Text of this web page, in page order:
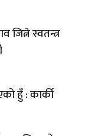
जित्ने स्वतन्त्र
हुँ : कार्की